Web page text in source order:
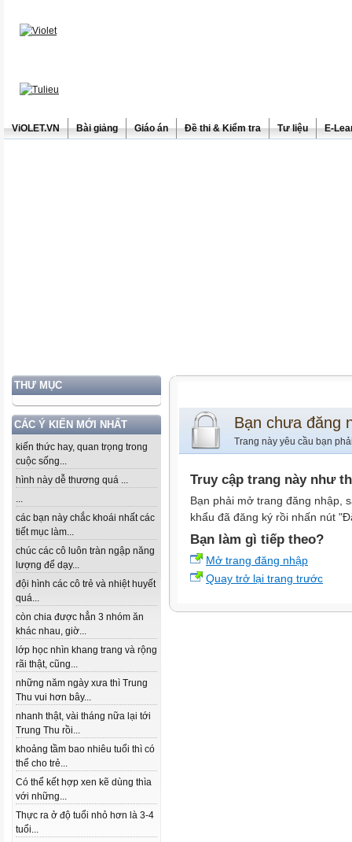
ViOLET.VN Bài giảng Giáo án Đề thi & Kiểm tra Tư liệu E-
THƯ MỤC
CÁC Ý KIẾN MỚI NHẤT
kiến thức hay, quan trọng trong
cuộc sống...
hình này dễ thương quá ...
...
các bạn này chắc khoái nhất các
tiết mục làm...
chúc các cô luôn tràn ngập năng
lượng để dạy...
đội hình các cô trẻ và nhiệt huyết
quá...
còn chia được hẳn 3 nhóm ăn
khác nhau, giờ...
lớp học nhìn khang trang và rộng
rãi thật, cũng...
những năm ngày xưa thì Trung
Thu vui hơn bây...
nhanh thật, vài tháng nữa lại tới
Trung Thu rồi...
khoảng tầm bao nhiêu tuổi thì có
thể cho trẻ...
Có thể kết hợp xen kẽ dùng thìa
với những...
Thực ra ở độ tuổi nhỏ hơn là 3-4
tuổi...
Bạn chưa đăng
Trang này yêu cầu bạn
Truy cập trang này như
Bạn phải mở trang đăng nhập,
khẩu đã đăng ký rồi nhấn nút
Bạn làm gì tiếp theo?
Mở trang đăng nhập
Quay trở lại trang trước